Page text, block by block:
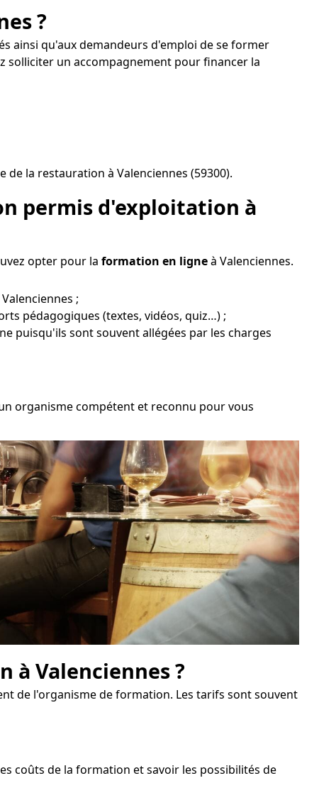
?
ainsi qu'aux demandeurs d'emploi de se former
solliciter un accompagnement pour financer la
la restauration à Valenciennes (59300).
permis d'exploitation à
opter pour la formation en ligneà Valenciennes.
;
pédagogiques (textes, vidéos, quiz…) ;
puisqu'ils sont souvent allégées par les charges
organisme compétent et reconnu pour vous
Valenciennes ?
de l'organisme de formation. Les tarifs sont souvent
coûts de la formation et savoir les possibilités de